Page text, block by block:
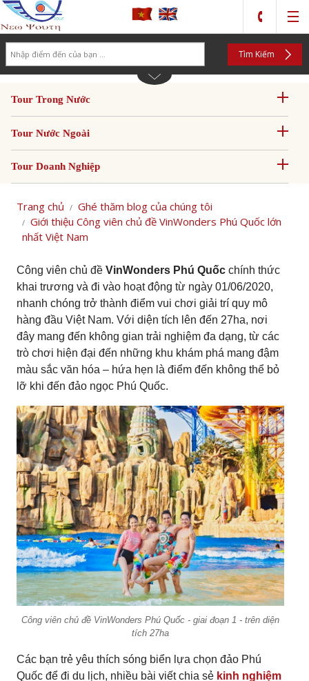
Tìm Kiếm
Tour Trong Nước
Tour Nước Ngoài
Tour Doanh Nghiệp
Trang chủ
Ghé thăm blog của chúng tôi
Giới thiệu Công viên chủ đề VinWonders Phú Quốc lớn
nhất Việt Nam
Công viên chủ đề VinWonders Phú Quốc chính thức
khai trương và đi vào hoạt động từ ngày 01/06/2020,
nhanh chóng trở thành điểm vui chơi giải trí quy mô
hàng đầu Việt Nam. Với diện tích lên đến 27ha, nơi
đây mang đến không gian trải nghiệm đa dạng, từ các
trò chơi hiện đại đến những khu khám phá mang đậm
màu sắc văn hóa – hứa hẹn là điểm đến không thể bỏ
lỡ khi đến đảo ngọc Phú Quốc.
Công viên chủ đề VinWonders Phú Quốc - giai đoạn 1 - trên diện
tích 27ha
Các bạn trẻ yêu thích sóng biển lựa chọn đảo Phú
Quốc để đi du lịch, nhiều bài viết chia sẻ kinh nghiệm